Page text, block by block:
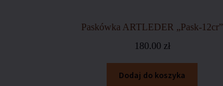
Paskówka ARTLEDER „Pask-12cr”
180.00 zł
Dodaj do koszyka